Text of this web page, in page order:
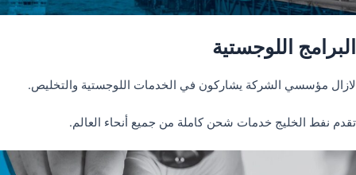
البرامج اللوجستية
لازال مؤسسي الشركة يشاركون في الخدمات اللوجستية والتخليص.
تقدم نفط الخليج خدمات شحن كاملة من جميع أنحاء العالم.